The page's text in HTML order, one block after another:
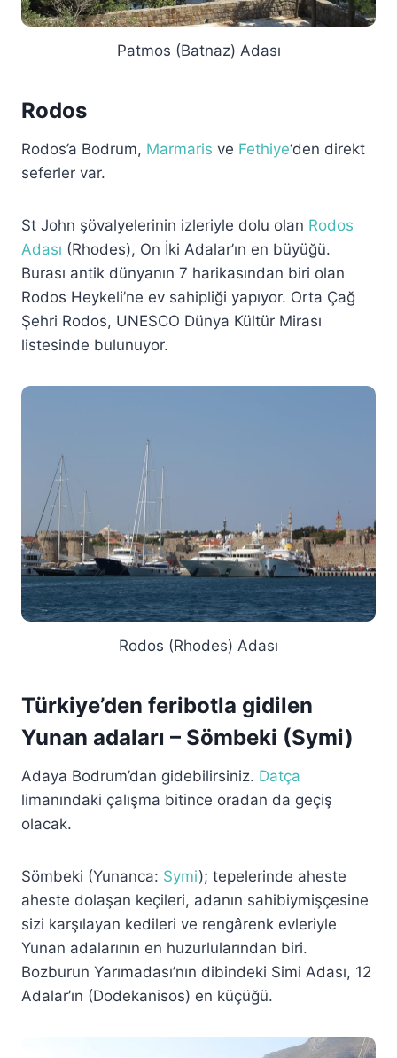
Patmos (Batnaz) Adası
Rodos
Rodos’a Bodrum, Marmaris ve Fethiye‘den direkt
seferler var.
St John şövalyelerinin izleriyle dolu olan Rodos
Adası (Rhodes), On İki Adalar’ın en büyüğü.
Burası antik dünyanın 7 harikasından biri olan
Rodos Heykeli’ne ev sahipliği yapıyor. Orta Çağ
Şehri Rodos, UNESCO Dünya Kültür Mirası
listesinde bulunuyor.
Rodos (Rhodes) Adası
Türkiye’den feribotla gidilen
Yunan adaları – Sömbeki (Symi)
Adaya Bodrum’dan gidebilirsiniz. Datça
limanındaki çalışma bitince oradan da geçiş
olacak.
Sömbeki (Yunanca: Symi); tepelerinde aheste
aheste dolaşan keçileri, adanın sahibiymişçesine
sizi karşılayan kedileri ve rengârenk evleriyle
Yunan adalarının en huzurlularından biri.
Bozburun Yarımadası’nın dibindeki Simi Adası, 12
Adalar’ın (Dodekanisos) en küçüğü.